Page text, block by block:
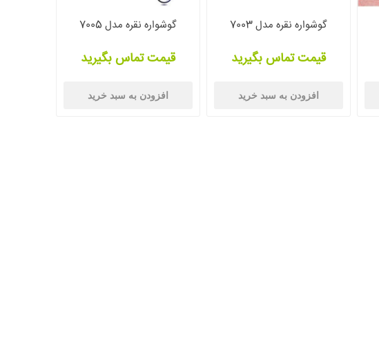
گوشواره نقره مدل 7003
قیمت تماس بگیرید
افزودن به سبد خرید
گوشواره نقره مدل 7005
قیمت تماس بگیرید
افزودن به سبد خرید